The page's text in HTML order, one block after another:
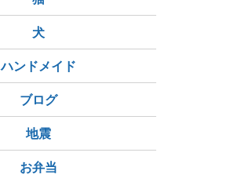
犬
ハンドメイド
ブログ
地震
お弁当